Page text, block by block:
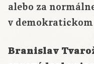
alebo za
v demokratickom
Branislav